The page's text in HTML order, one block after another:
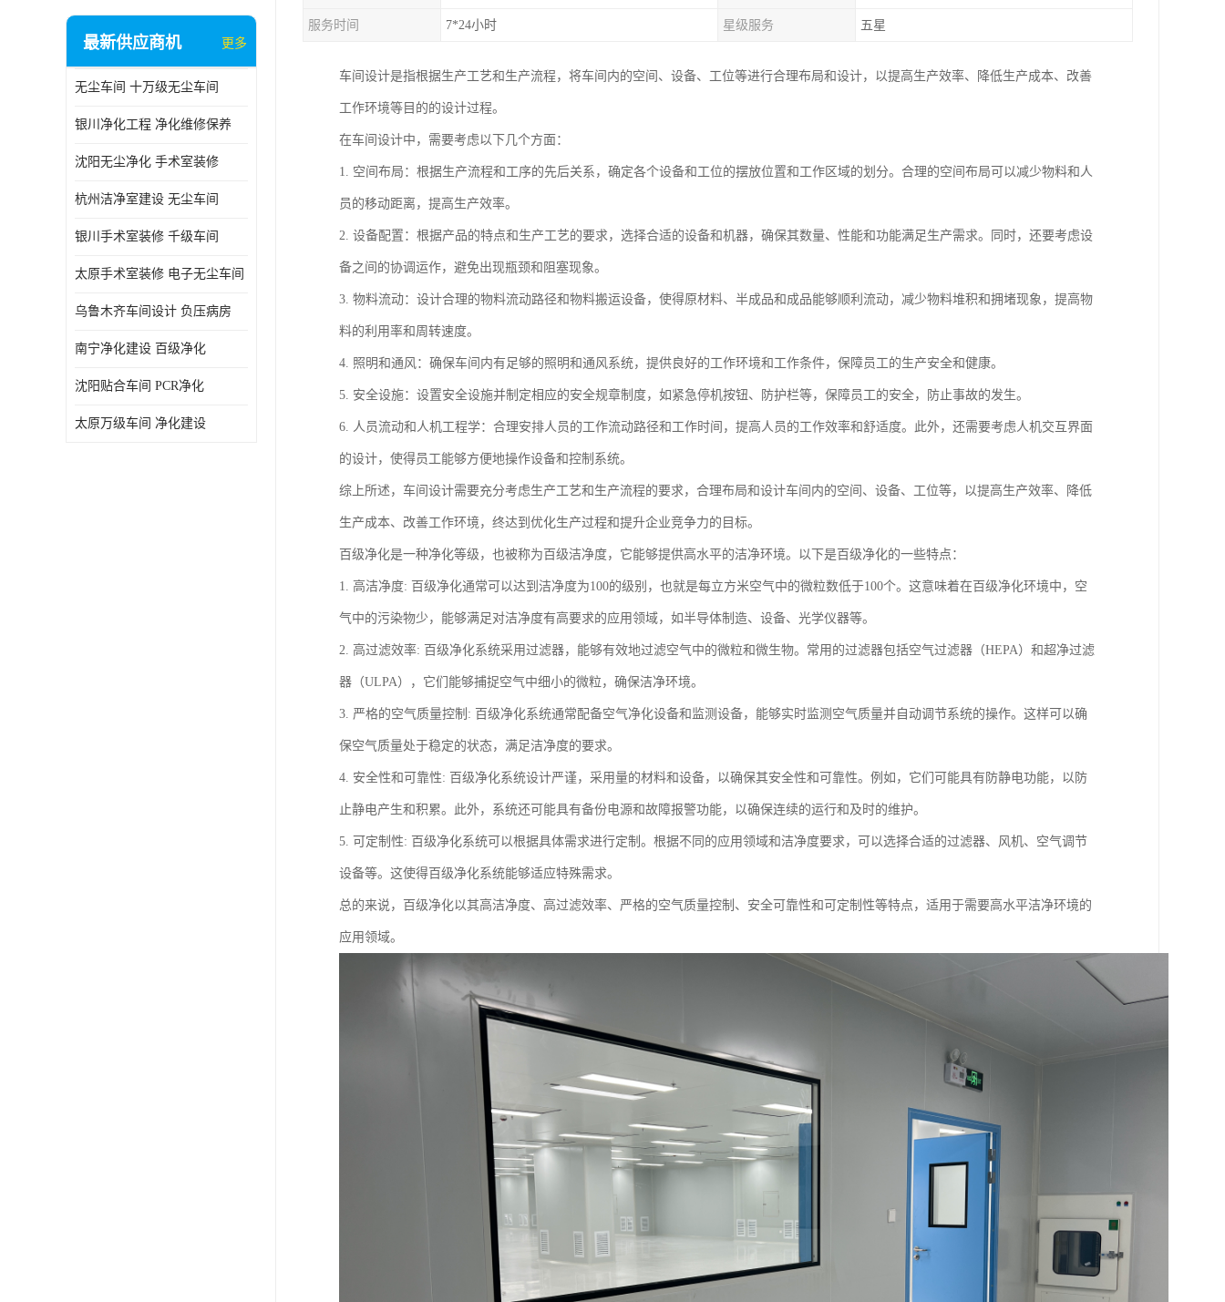
最新供应商机 更多
无尘车间 十万级无尘车间
银川净化工程 净化维修保养
沈阳无尘净化 手术室装修
杭州洁净室建设 无尘车间
银川手术室装修 千级车间
太原手术室装修 电子无尘车间
乌鲁木齐车间设计 负压病房
南宁净化建设 百级净化
沈阳贴合车间 PCR净化
太原万级车间 净化建设
服务时间 7*24小时 星级服务 五星
车间设计是指根据生产工艺和生产流程，将车间内的空间、设备、工位等进行合理布局和设计，以提高生产效率、降低生产成本、改善
工作环境等目的的设计过程。
在车间设计中，需要考虑以下几个方面：
1. 空间布局：根据生产流程和工序的先后关系，确定各个设备和工位的摆放位置和工作区域的划分。合理的空间布局可以减少物料和人
员的移动距离，提高生产效率。
2. 设备配置：根据产品的特点和生产工艺的要求，选择合适的设备和机器，确保其数量、性能和功能满足生产需求。同时，还要考虑设
备之间的协调运作，避免出现瓶颈和阻塞现象。
3. 物料流动：设计合理的物料流动路径和物料搬运设备，使得原材料、半成品和成品能够顺利流动，减少物料堆积和拥堵现象，提高物
料的利用率和周转速度。
4. 照明和通风：确保车间内有足够的照明和通风系统，提供良好的工作环境和工作条件，保障员工的生产安全和健康。
5. 安全设施：设置安全设施并制定相应的安全规章制度，如紧急停机按钮、防护栏等，保障员工的安全，防止事故的发生。
6. 人员流动和人机工程学：合理安排人员的工作流动路径和工作时间，提高人员的工作效率和舒适度。此外，还需要考虑人机交互界面
的设计，使得员工能够方便地操作设备和控制系统。
综上所述，车间设计需要充分考虑生产工艺和生产流程的要求，合理布局和设计车间内的空间、设备、工位等，以提高生产效率、降低
生产成本、改善工作环境，终达到优化生产过程和提升企业竞争力的目标。
百级净化是一种净化等级，也被称为百级洁净度，它能够提供高水平的洁净环境。以下是百级净化的一些特点：
1. 高洁净度: 百级净化通常可以达到洁净度为100的级别，也就是每立方米空气中的微粒数低于100个。这意味着在百级净化环境中，空
气中的污染物少，能够满足对洁净度有高要求的应用领域，如半导体制造、设备、光学仪器等。
2. 高过滤效率: 百级净化系统采用过滤器，能够有效地过滤空气中的微粒和微生物。常用的过滤器包括空气过滤器（HEPA）和超净过滤
器（ULPA），它们能够捕捉空气中细小的微粒，确保洁净环境。
3. 严格的空气质量控制: 百级净化系统通常配备空气净化设备和监测设备，能够实时监测空气质量并自动调节系统的操作。这样可以确
保空气质量处于稳定的状态，满足洁净度的要求。
4. 安全性和可靠性: 百级净化系统设计严谨，采用量的材料和设备，以确保其安全性和可靠性。例如，它们可能具有防静电功能，以防
止静电产生和积累。此外，系统还可能具有备份电源和故障报警功能，以确保连续的运行和及时的维护。
5. 可定制性: 百级净化系统可以根据具体需求进行定制。根据不同的应用领域和洁净度要求，可以选择合适的过滤器、风机、空气调节
设备等。这使得百级净化系统能够适应特殊需求。
总的来说，百级净化以其高洁净度、高过滤效率、严格的空气质量控制、安全可靠性和可定制性等特点，适用于需要高水平洁净环境的
应用领域。